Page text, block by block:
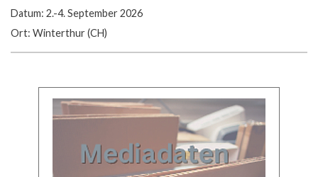
Datum: 2.-4. September 2026
Ort: Winterthur (CH)